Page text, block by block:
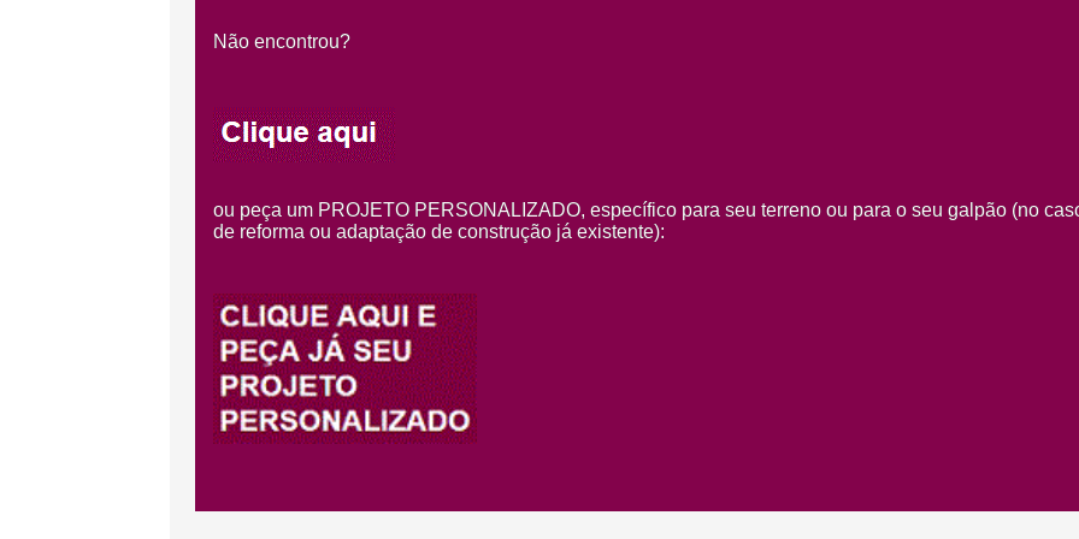
Não encontrou?
ou peça um PROJETO PERSONALIZADO, específico para seu terreno ou para o seu galpão (no
de reforma ou adaptação de construção já existente):